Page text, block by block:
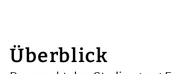
Überblick